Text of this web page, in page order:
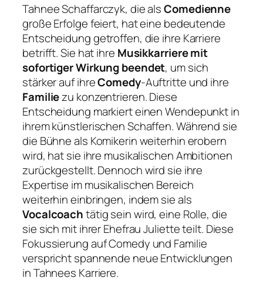
Tahnee Schaffarczyk, die alsComedienne
große Erfolge feiert, hat eine bedeutende
Entscheidung getroffen, die ihre Karriere
betrifft. Sie hat ihre Musikkarriere mit
sofortiger Wirkung beendet, um sich
stärker auf ihreComedy-Auftritte und ihre
Familiezu konzentrieren. Diese
Entscheidung markiert einen Wendepunkt in
ihrem künstlerischen Schaffen. Während sie
die Bühne als Komikerin weiterhin erobern
wird, hat sie ihre musikalischen Ambitionen
zurückgestellt. Dennoch wird sie ihre
Expertise im musikalischen Bereich
weiterhin einbringen, indem sie als
Vocalcoachtätig sein wird, eine Rolle, die
sie sich mit ihrer Ehefrau Juliette teilt. Diese
Fokussierung auf Comedy und Familie
verspricht spannende neue Entwicklungen
in Tahnees Karriere.